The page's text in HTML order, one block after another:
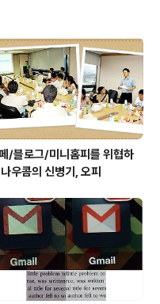
넷 이전,
고 식사
근하면 역
정보와 소
9시 뉴스
/블로그/미니홈피를 위협하
우콤의 신병기, 오피